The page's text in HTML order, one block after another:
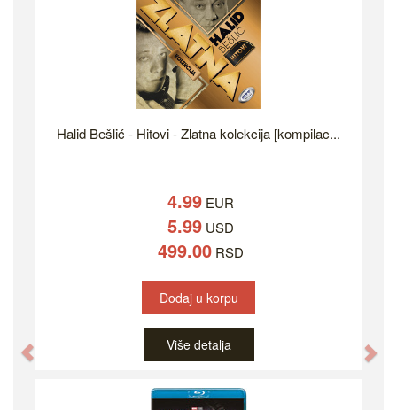
Halid Bešlić - Hitovi - Zlatna kolekcija [kompilac...
4.99 EUR
5.99 USD
499.00 RSD
Dodaj u korpu
Više detalja